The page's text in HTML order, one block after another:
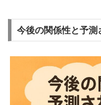
今後の関係性と予測